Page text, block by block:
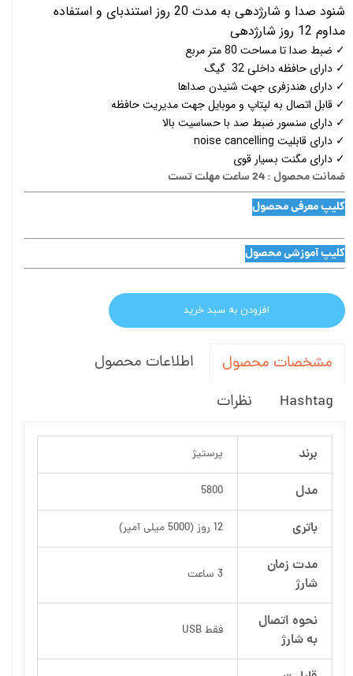
شنود صدا و شارژدهی به مدت 20 روز استندبای و استفاده
مداوم 12 روز شارژدهی
✓ ضبط صدا تا مساحت 80 متر مربع
✓ دارای حافظه داخلی 32 گیگ
✓ دارای هندزفری جهت شنیدن صداها
✓ قابل اتصال به لپتاپ و موبایل جهت مدیریت حافظه
✓ دارای سنسور ضبط صد با حساسیت بالا
✓ دارای قابلیت noise cancelling
✓ دارای مگنت بسیار قوی
ضمانت محصول : 24 ساعت مهلت تست
کلیپ معرفی محصول
کلیپ آموزشی محصول
افزودن به سبد خرید
مشخصات محصول
اطلاعات محصول
Hashtag
نظرات
برند پرستیژ
مدل 5800
باتری 12 روز (5000 میلی آمپر)
مدت زمان
شارژ
3 ساعت
نحوه اتصال
به شارژ
فقط USB